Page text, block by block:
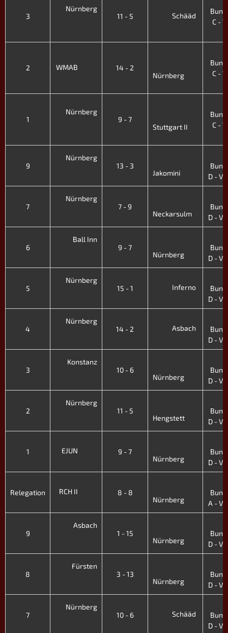
3
Nürnberg
11 - 5
Schääd
C -
2 WMAB
14 - 2
Nürnberg
C -
1
Nürnberg
9 - 7
Stuttgart II
C -
9
Nürnberg
13 - 3
Jakomini
D -
7
Nürnberg
7 - 9
Neckarsulm
D -
6
Ball Inn
9 - 7
Nürnberg
D -
5
Nürnberg
15 - 1
Inferno
D -
4
Nürnberg
14 - 2
Asbach
D -
3
Konstanz
10 - 6
Nürnberg
D -
2
Nürnberg
11 - 5
Hengstett
D -
1 EJUN 9 - 7
Nürnberg
D -
Relegation RCH II 8 - 8
Nürnberg
A -
9
Asbach
1 - 15
Nürnberg
D -
8
Fürsten
3 - 13
Nürnberg
D -
7
Nürnberg
10 - 6
Schääd
D -